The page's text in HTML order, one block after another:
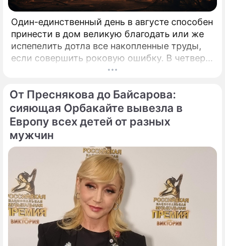
Один-единственный день в августе способен
принести в дом великую благодать или же
испепелить дотла все накопленные труды,
если совершить роковую ошибку. В четверг,
6 августа 2026 года, православная церковь
благоверных князей-страстотерпцев Бориса
и Глеба.
От Преснякова до Байсарова:
сияющая Орбакайте вывезла в
Европу всех детей от разных
мужчин